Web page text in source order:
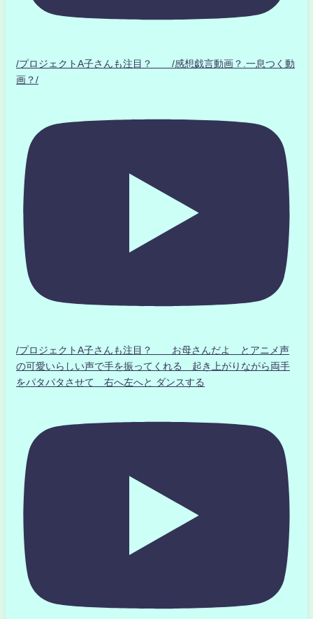
/プロジェクトA子さんも注目？ /感想戯言動画？.一息つく動
画？/
/プロジェクトA子さんも注目？ お母さんだよ とアニメ声
の可愛いらしい声で手を振ってくれる 起き上がりながら両手
をパタパタさせて 右へ左へと ダンスする